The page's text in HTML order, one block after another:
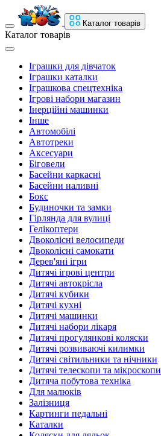
Каталог товарів
Каталог товарів
Іграшки для дівчаток
Іграшки каталки
Іграшкова спецтехніка
Ігрові набори магазин
Інерційні машинки
Інше
Автомобілі
Автотреки
Аксесуари
Біговели
Басейни каркасні
Басейни наливні
Бокс
Будиночки та замки
Гірлянда для вулиці
Гелікоптери
Двоколісні велосипеди
Двоколісні самокати
Дерев'яні ігри
Дитячі ігрові центри
Дитячі автокрісла
Дитячі кубики
Дитячі кухні
Дитячі машинки
Дитячі набори лікаря
Дитячі прогулянкові коляски
Дитячі розвиваючі килимки
Дитячі світильники та нічники
Дитячі телескопи та мікроскопи
Дитяча побутова техніка
Для малюків
Залізниця
Картинги педальні
Каталки